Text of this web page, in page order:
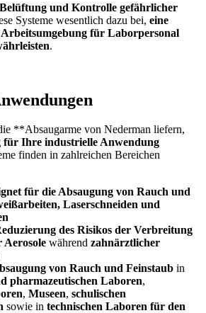
und Kontrolle gefährlicher
Systeme wesentlich dazu bei, eine
Arbeitsumgebung für Laborpersonal
.
**Absaugarme von Nederman liefern,
für Ihre industrielle Anwendung
finden in zahlreichen Bereichen
für die Absaugung von Rauch und
Laserschneiden und
des Risikos der Verbreitung
während zahnärztlicher
von Rauch und Feinstaub in
pharmazeutischen Laboren,
, Museen, schulischen
sowie in technischen Laboren für den